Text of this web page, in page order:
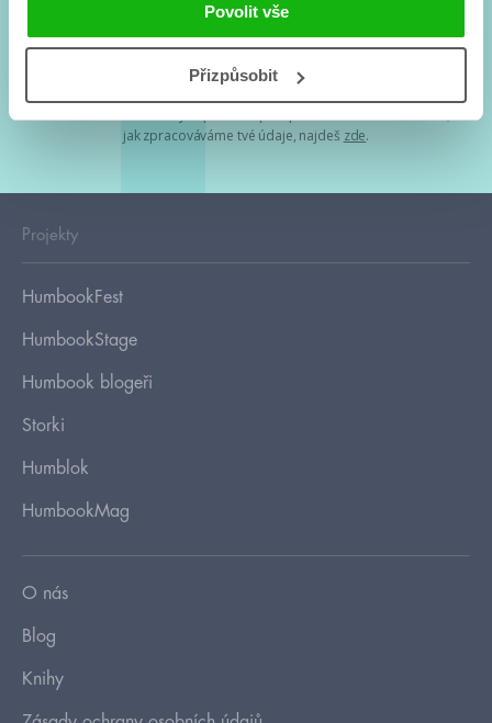
Povolit vše
Přizpůsobit
Tvá e-mailová adresa je u nás v bezpečí. Přečti si
jak zpracováváme tvé údaje, najdeš zde.
Projekty
HumbookFest
HumbookStage
Humbook blogeři
Storki
Humblok
HumbookMag
O nás
Blog
Knihy